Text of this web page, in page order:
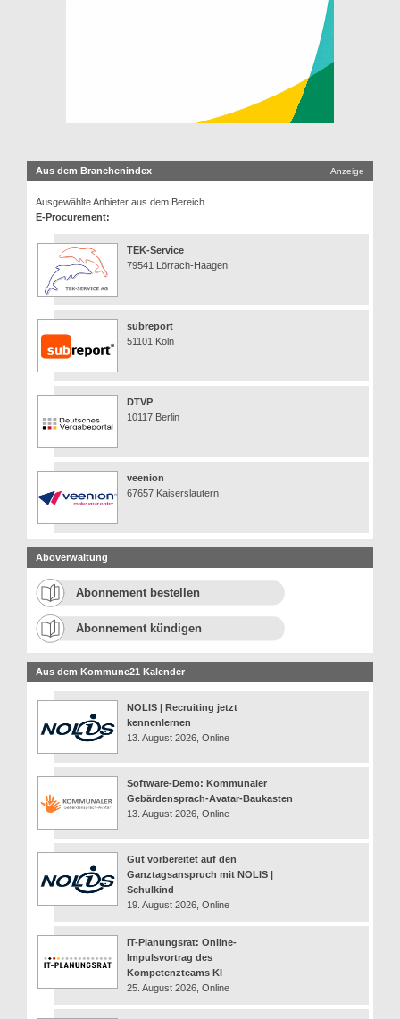
Aus dem Branchenindex Anzeige
Ausgewählte Anbieter aus dem Bereich
E-Procurement:
TEK-Service
79541 Lörrach-Haagen
subreport
51101 Köln
DTVP
10117 Berlin
veenion
67657 Kaiserslautern
Aboverwaltung
Abonnement bestellen
Abonnement kündigen
Aus dem Kommune21 Kalender
NOLIS | Recruiting jetzt
kennenlernen
13. August 2026, Online
Software-Demo: Kommunaler
Gebärdensprach-Avatar-Baukasten
13. August 2026, Online
Gut vorbereitet auf den
Ganztagsanspruch mit NOLIS |
Schulkind
19. August 2026, Online
IT-Planungsrat: Online-
Impulsvortrag des
Kompetenzteams KI
25. August 2026, Online